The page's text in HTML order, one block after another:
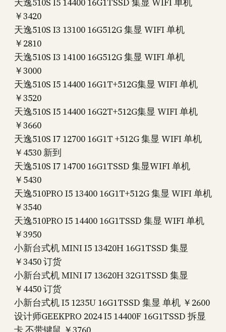
￥3420
天逸510S I3 13100 16G512G 集显 WIFI 单机
￥2810
天逸510S I3 14100 16G512G 集显 WIFI 单机
￥3000
天逸510S I5 14400 16G1T+512G集显 WIFI 单机
￥3520
天逸510S I5 14400 16G2T+512G集显 WIFI 单机
￥3660
天逸510S I7 12700 16G1T +512G 集显 WIFI 单机
￥4530 新到
天逸510S I7 14700 16G1TSSD 集显WIFI 单机
￥5430
天逸510PRO I5 13400 16G1T+512G 集显 WIFI 单机
￥3540
天逸510PRO I5 14400 16G1TSSD 集显 WIFI 单机
￥3950
小新台式机 MINI I5 13420H 16G1TSSD 集显
￥3450 订货
小新台式机 MINI I7 13620H 32G1TSSD 集显
￥4450 订货
小新台式机 I5 1235U 16G1TSSD 集显 单机 ￥2600
设计师GEEKPRO 2024 I5 14400F 16G1TSSD 拆显